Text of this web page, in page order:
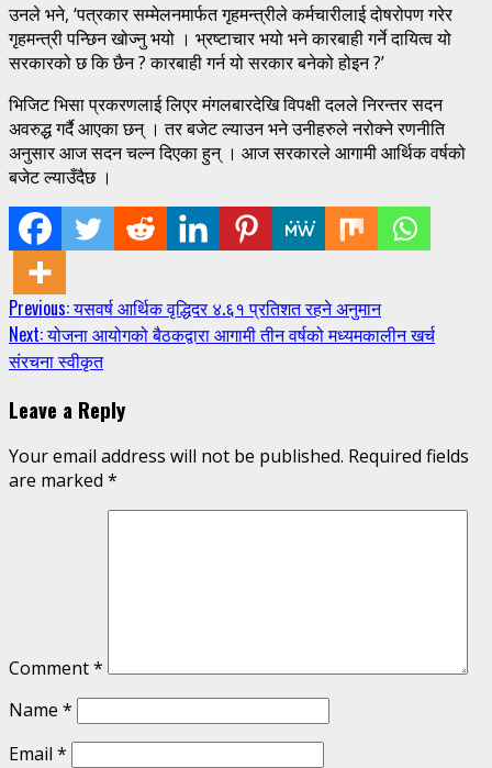
उनले भने, ‘पत्रकार सम्मेलनमार्फत गृहमन्त्रीले कर्मचारीलाई दोषरोपण गरेर
गृहमन्त्री पन्छिन खोज्नु भयो । भ्रष्टाचार भयो भने कारबाही गर्ने दायित्व यो
सरकारको छ कि छैन ? कारबाही गर्न यो सरकार बनेको होइन ?’
भिजिट भिसा प्रकरणलाई लिएर मंगलबारदेखि विपक्षी दलले निरन्तर सदन
अवरुद्ध गर्दै आएका छन् । तर बजेट ल्याउन भने उनीहरुले नरोक्ने रणनीति
अनुसार आज सदन चल्न दिएका हुन् । आज सरकारले आगामी आर्थिक वर्षको
बजेट ल्याउँदैछ ।
Continue
Reading
Previous:यसवर्ष आर्थिक वृद्धिदर ४.६१ प्रतिशत रहने अनुमान
Next:योजना आयोगको बैठकद्वारा आगामी तीन वर्षको मध्यमकालीन खर्च
संरचना स्वीकृत
Leave a Reply
Your email address will not be published. Required fields
are marked *
Comment*
Name *
Email *